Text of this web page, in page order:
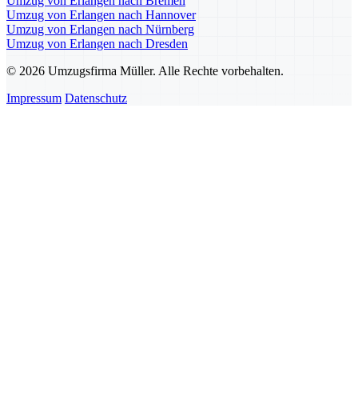
Umzug von Erlangen nach Hannover
Umzug von Erlangen nach Nürnberg
Umzug von Erlangen nach Dresden
© 2026 Umzugsfirma Müller. Alle Rechte vorbehalten.
Impressum Datenschutz